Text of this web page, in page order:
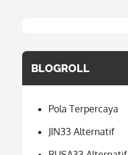
BLOGROLL
Pola Terpercaya
JIN33 Alternatif